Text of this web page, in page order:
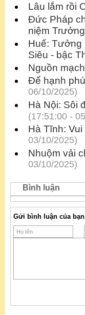
Lâu lắm rồi
Đức Pháp
niệm
Huế: Tưởng
Siêu - bậc
Nguồn
Để hạnh
06/10/2025)
Hà Nội: Sôi
(17:51:00 -
Hà Tĩnh:
03/10/2025)
Nhuộm vải
03/10/2025)
Bình luận
Gửi bình luận của bạn